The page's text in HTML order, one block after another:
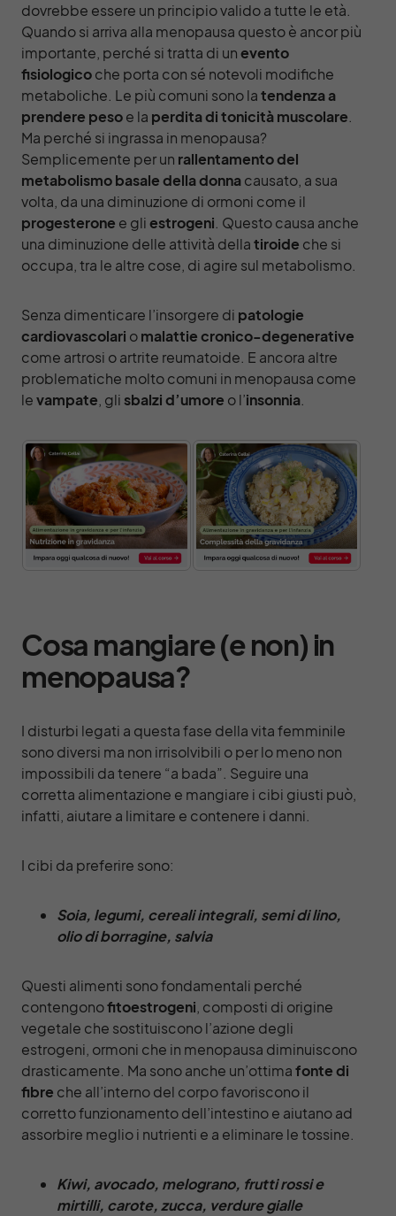
dovrebbe essere un principio valido a tutte le età.
Quando si arriva alla menopausa questo è ancor più
importante, perché si tratta di unevento
fisiologicoche porta con sé notevoli modifiche
metaboliche. Le più comuni sono latendenza a
prendere pesoe la perdita di tonicità muscolare
Ma perché si ingrassa in menopausa?
Semplicemente per un rallentamento del
metabolismo basale della donnacausato, a sua
volta, da una diminuzione di ormoni come il
progesterone e gliestrogeni . Questo causa anche
una diminuzione delle attività dellatiroide che si
occupa, tra le altre cose, di agire sul metabolismo.
Senza dimenticare l’insorgere di patologie
cardiovascolari omalattie cronico-degenerative
come artrosi o artrite reumatoide. E ancora altre
problematiche molto comuni in menopausa come
levampate , glisbalzi d’umore o l’insonnia
Cosa mangiare (e non) in
menopausa?
I disturbi legati a questa fase della vita femminile
sono diversi ma non irrisolvibili o per lo meno non
impossibili da tenere “a bada”. Seguire una
corretta alimentazione e mangiare i cibi giusti può,
infatti, aiutare a limitare e contenere i danni.
I cibi da preferire sono:
Soia, legumi, cereali integrali, semi di lino,
olio di borragine, salvia
Questi alimenti sono fondamentali perché
contengonofitoestrogeni, composti di origine
vegetale che sostituiscono l’azione degli
estrogeni, ormoni che in menopausa diminuiscono
drasticamente. Ma sono anche un’ottimafonte di
fibre che all’interno del corpo favoriscono il
corretto funzionamento dell’intestino e aiutano ad
assorbire meglio i nutrienti e a eliminare le tossine.
Kiwi, avocado, melograno, frutti rossi e
mirtilli, carote, zucca, verdure gialle